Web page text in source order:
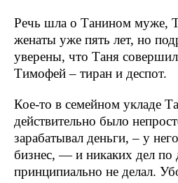
Речь шла о Танином муже,
женаты уже пять лет, но
уверены, что Таня
Тимофей – тиран и деспот.
Кое-то в семейном укладе
действительно было
зарабатывал деньги, – у
бизнес, — и никаких дел по
принципиально не делал.